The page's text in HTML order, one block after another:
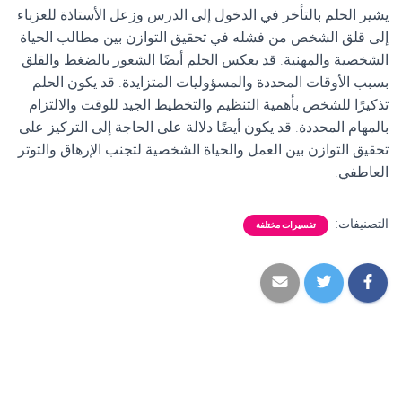
يشير الحلم بالتأخر في الدخول إلى الدرس وزعل الأستاذة للعزباء
إلى قلق الشخص من فشله في تحقيق التوازن بين مطالب الحياة
الشخصية والمهنية. قد يعكس الحلم أيضًا الشعور بالضغط والقلق
بسبب الأوقات المحددة والمسؤوليات المتزايدة. قد يكون الحلم
تذكيرًا للشخص بأهمية التنظيم والتخطيط الجيد للوقت والالتزام
بالمهام المحددة. قد يكون أيضًا دلالة على الحاجة إلى التركيز على
تحقيق التوازن بين العمل والحياة الشخصية لتجنب الإرهاق والتوتر
العاطفي.
التصنيفات: تفسيرات مختلفة